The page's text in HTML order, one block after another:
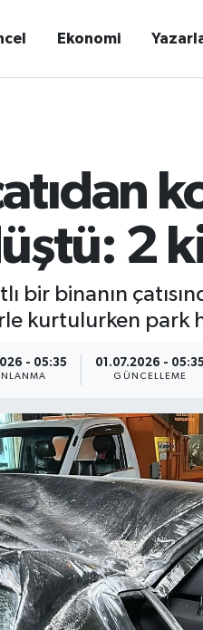
Ekonomi
2
bir binanın
kurtulurken
- 05:35 01.07.2026 - 05:35
GÜNCELLEME